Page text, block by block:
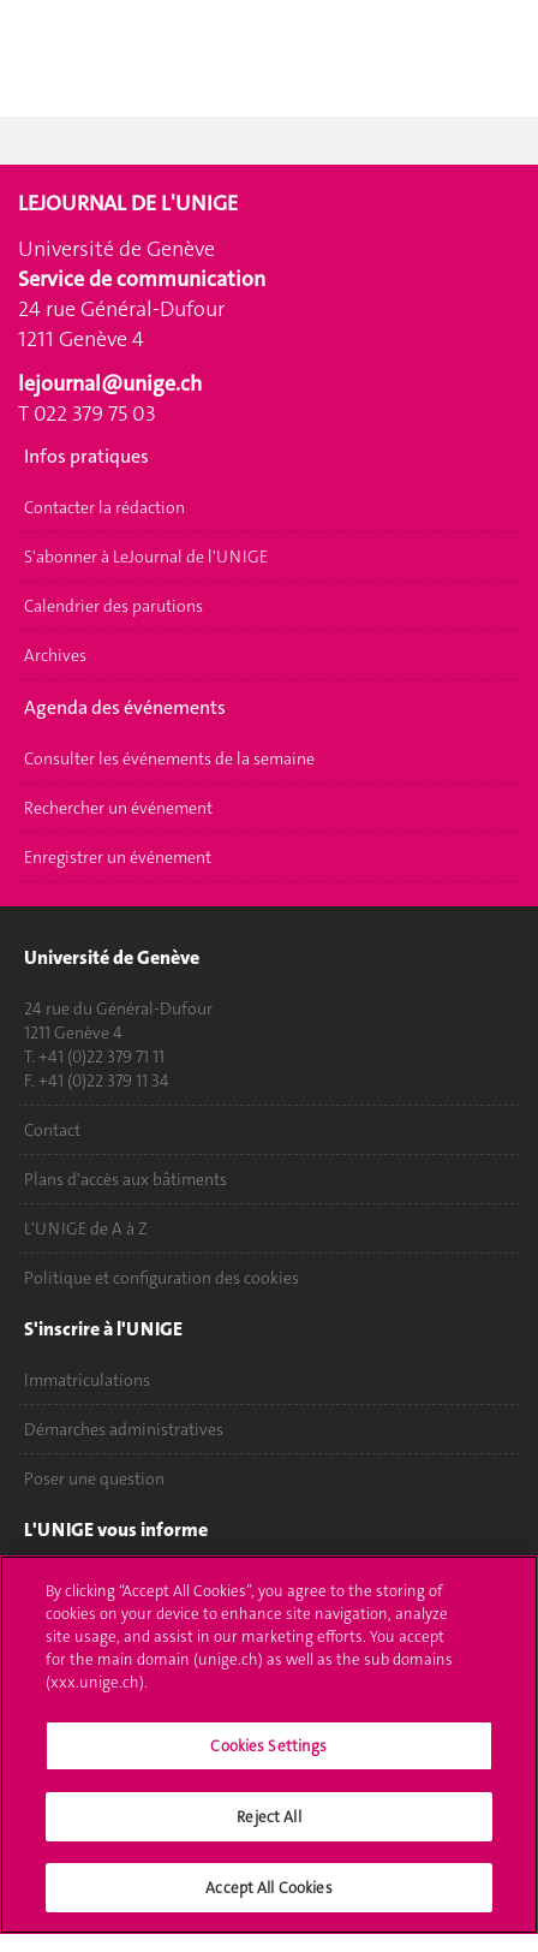
LEJOURNAL DE L'UNIGE
Université de Genève
Service de communication
24 rue Général-Dufour
1211 Genève 4
lejournal@unige.ch
T 022 379 75 03
Infos pratiques
Contacter la rédaction
S'abonner à LeJournal de l'UNIGE
Calendrier des parutions
Archives
Agenda des événements
Consulter les événements de la semaine
Rechercher un événement
Enregistrer un événement
Université de Genève
24 rue du Général-Dufour
1211 Genève 4
T. +41 (0)22 379 71 11
F. +41 (0)22 379 11 34
Contact
Plans d'accès aux bâtiments
L'UNIGE de A à Z
Politique et configuration des cookies
S'inscrire à l'UNIGE
Immatriculations
Démarches administratives
Poser une question
L'UNIGE vous informe
UNIGE Mobile
Médias
Offres d'emploi
Bibliothèque
By clicking “Accept All Cookies”, you agree to the storing of
cookies on your device to enhance site navigation, analyze
site usage, and assist in our marketing efforts. You accept
for the main domain (unige.ch) as well as the sub domains
(xxx.unige.ch).
Cookies Settings
Reject All
Accept All Cookies